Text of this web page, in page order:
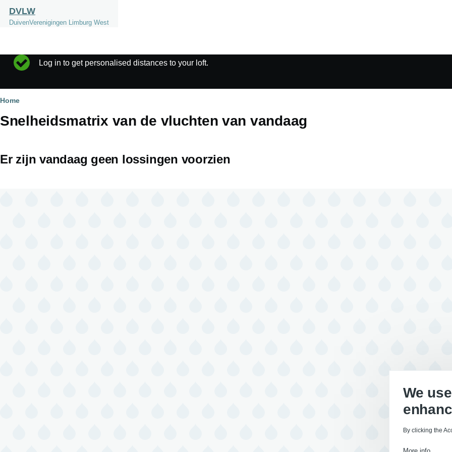
Overslaan en naar de inhoud gaan
DVLW
DuivenVerenigingen Limburg West
Statusbericht
Log in to get personalised distances to your loft.
Kruimelpad
Home
Snelheidsmatrix van de vluchten van vandaag
Er zijn vandaag geen lossingen voorzien
We
By clicking the